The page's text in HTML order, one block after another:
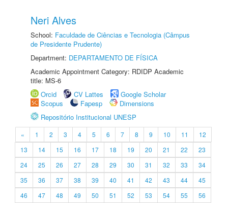
Neri Alves
School: Faculdade de Ciências e Tecnologia (Câmpus
de Presidente Prudente)
Department: DEPARTAMENTO DE FÍSICA
Academic Appointment Category: RDIDP Academic
title: MS-6
Orcid
CV Lattes
Google Scholar
Scopus
Fapesp
Dimensions
Repositório Institucional UNESP
« 1 2 3 4 5 6 7 8 9 10 11
12
13
14 15 16 17 18 19 20 21 22
23
24
25 26 27 28 29 30 31 32 33
34
35
36 37 38 39 40 41 42 43 44
45
46
47 48 49 50 51 52 53 54 55
56